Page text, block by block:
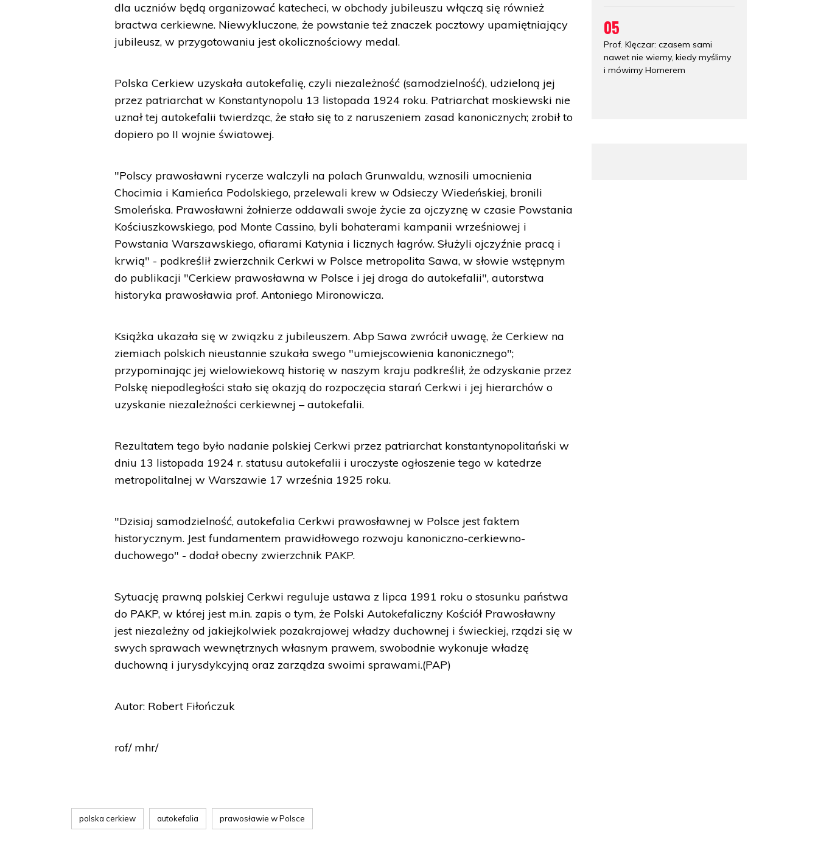
dla uczniów będą organizować katecheci, w obchody jubileuszu włączą się również
bractwa cerkiewne. Niewykluczone, że powstanie też znaczek pocztowy upamiętniający
jubileusz, w przygotowaniu jest okolicznościowy medal.
Polska Cerkiew uzyskała autokefalię, czyli niezależność (samodzielność), udzieloną jej
przez patriarchat w Konstantynopolu 13 listopada 1924 roku. Patriarchat moskiewski nie
uznał tej autokefalii twierdząc, że stało się to z naruszeniem zasad kanonicznych; zrobił to
dopiero po II wojnie światowej.
"Polscy prawosławni rycerze walczyli na polach Grunwaldu, wznosili umocnienia
Chocimia i Kamieńca Podolskiego, przelewali krew w Odsieczy Wiedeńskiej, bronili
Smoleńska. Prawosławni żołnierze oddawali swoje życie za ojczyznę w czasie Powstania
Kościuszkowskiego, pod Monte Cassino, byli bohaterami kampanii wrześniowej i
Powstania Warszawskiego, ofiarami Katynia i licznych łagrów. Służyli ojczyźnie pracą i
krwią" - podkreślił zwierzchnik Cerkwi w Polsce metropolita Sawa, w słowie wstępnym
do publikacji "Cerkiew prawosławna w Polsce i jej droga do autokefalii", autorstwa
historyka prawosławia prof. Antoniego Mironowicza.
Książka ukazała się w związku z jubileuszem. Abp Sawa zwrócił uwagę, że Cerkiew na
ziemiach polskich nieustannie szukała swego "umiejscowienia kanonicznego";
przypominając jej wielowiekową historię w naszym kraju podkreślił, że odzyskanie przez
Polskę niepodległości stało się okazją do rozpoczęcia starań Cerkwi i jej hierarchów o
uzyskanie niezależności cerkiewnej – autokefalii.
Rezultatem tego było nadanie polskiej Cerkwi przez patriarchat konstantynopolitański w
dniu 13 listopada 1924 r. statusu autokefalii i uroczyste ogłoszenie tego w katedrze
metropolitalnej w Warszawie 17 września 1925 roku.
"Dzisiaj samodzielność, autokefalia Cerkwi prawosławnej w Polsce jest faktem
historycznym. Jest fundamentem prawidłowego rozwoju kanoniczno-cerkiewno-
duchowego" - dodał obecny zwierzchnik PAKP.
Sytuację prawną polskiej Cerkwi reguluje ustawa z lipca 1991 roku o stosunku państwa
do PAKP, w której jest m.in. zapis o tym, że Polski Autokefaliczny Kościół Prawosławny
jest niezależny od jakiejkolwiek pozakrajowej władzy duchownej i świeckiej, rządzi się w
swych sprawach wewnętrznych własnym prawem, swobodnie wykonuje władzę
duchowną i jurysdykcyjną oraz zarządza swoimi sprawami.(PAP)
Autor: Robert Fiłończuk
rof/ mhr/
polska cerkiew autokefalia prawosławie w Polsce
05
Prof. Klęczar: czasem sami
nawet nie wiemy, kiedy myślimy
i mówimy Homerem